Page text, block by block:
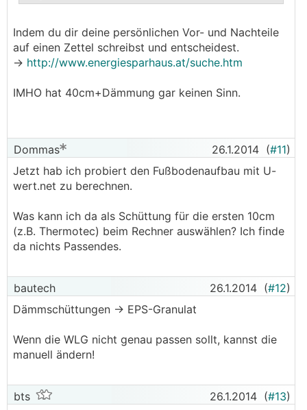
Indem du dir deine persönlichen Vor- und Nachteile
auf einen Zettel schreibst und entscheidest.
-> http://www.energiesparhaus.at/suche.htm
IMHO hat 40cm+Dämmung gar keinen Sinn.
Dommas 26.1.2014 (#11)
Jetzt hab ich probiert den Fußbodenaufbau mit U-
wert.net zu berechnen.
Was kann ich da als Schüttung für die ersten 10cm
(z.B. Thermotec) beim Rechner auswählen? Ich finde
da nichts Passendes.
bautech 26.1.2014 (#12)
Dämmschüttungen -> EPS-Granulat
Wenn die WLG nicht genau passen sollt, kannst die
manuell ändern!
bts 26.1.2014 (#13)